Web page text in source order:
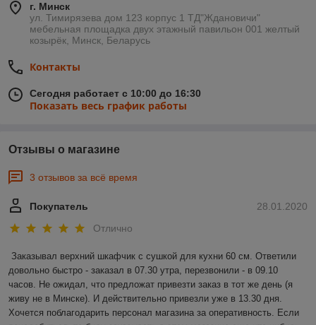
г. Минск
ул. Тимирязева дом 123 корпус 1 ТД"Ждановичи"
мебельная площадка двух этажный павильон 001 желтый
козырёк, Минск, Беларусь
Контакты
Сегодня работает с 10:00 до 16:30
Показать весь график работы
Отзывы о магазине
3 отзывов за всё время
28.01.2020
Покупатель
Отлично
Заказывал верхний шкафчик с сушкой для кухни 60 см. Ответили
довольно быстро - заказал в 07.30 утра, перезвонили - в 09.10
часов. Не ожидал, что предложат привезти заказ в тот же день (я
живу не в Минске). И действительно привезли уже в 13.30 дня.
Хочется поблагодарить персонал магазина за оперативность. Если